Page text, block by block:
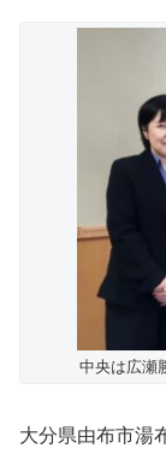
中央は広瀬
大分県由布市湯